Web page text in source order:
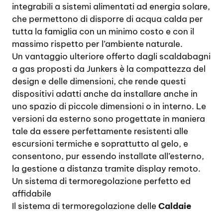
integrabili a sistemi alimentati ad energia solare,
che permettono di disporre di acqua calda per
tutta la famiglia con un minimo costo e con il
massimo rispetto per l’ambiente naturale.
Un vantaggio ulteriore offerto dagli scaldabagni
a gas proposti da Junkers è la compattezza del
design e delle dimensioni, che rende questi
dispositivi adatti anche da installare anche in
uno spazio di piccole dimensioni o in interno. Le
versioni da esterno sono progettate in maniera
tale da essere perfettamente resistenti alle
escursioni termiche e soprattutto al gelo, e
consentono, pur essendo installate all’esterno,
la gestione a distanza tramite display remoto.
Un sistema di termoregolazione perfetto ed
affidabile
Il sistema di termoregolazione delleCaldaie